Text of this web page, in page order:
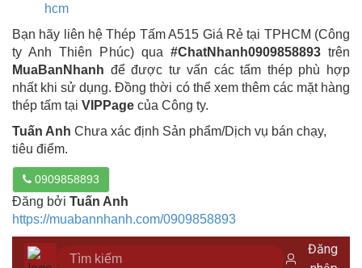
hcm
Bạn hãy liên hệ Thép Tấm A515 Giá Rẻ tại TPHCM (Công
ty Anh Thiên Phúc) qua #ChatNhanh0909858893trên
MuaBanNhanh để được tư vấn các tấm thép phù hợp
nhất khi sử dụng. Đồng thời có thể xem thêm các mặt hàng
thép tấm tại VIPPage của Công ty.
Tuấn Anh Chưa xác định Sản phẩm/Dịch vụ bán chạy,
tiêu điểm.
0909858893
Đăng bởi Tuấn Anh
https://muabannhanh.com/0909858893